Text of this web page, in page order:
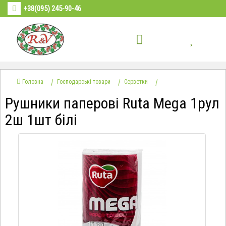
+38(095) 245-90-46
Головна Господарські товари Серветки
Рушники паперові Ruta Mega 1рул
2ш 1шт білі